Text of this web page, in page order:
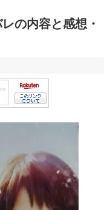
の内容と感想・